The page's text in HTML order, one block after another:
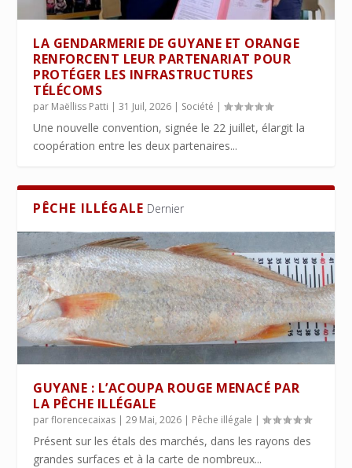
LA GENDARMERIE DE GUYANE ET ORANGE
RENFORCENT LEUR PARTENARIAT POUR
PROTÉGER LES INFRASTRUCTURES
TÉLÉCOMS
par Maëlliss Patti |31 Juil, 2026 | Société |
Une nouvelle convention, signée le 22 juillet, élargit la
coopération entre les deux partenaires...
PÊCHE ILLÉGALE Dernier
GUYANE : L’ACOUPA ROUGE MENACÉ PAR
LA PÊCHE ILLÉGALE
parflorencecaixas |29 Mai, 2026 | Pêche illégale |
Présent sur les étals des marchés, dans les rayons des
grandes surfaces et à la carte de nombreux...